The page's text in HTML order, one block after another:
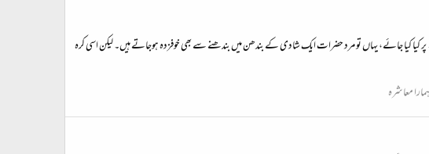
کیا جائے، یہاں تو مرد حضرات ایک شادی کے بندھن میں بندھنے سے بھی خوفزدہ ہوجاتے ہیں۔ لیکن اسی کرہ
ہمارا معاشرہ